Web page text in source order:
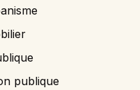
publique